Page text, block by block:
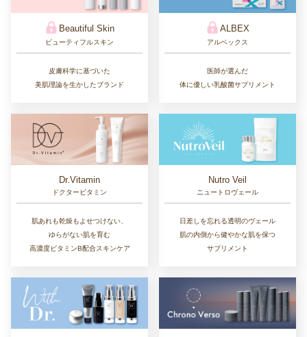
Beautiful Skin
ビューティフルスキン
皮膚科学に基づいた
美肌理論を生かしたブランド
ALBEX
アルベックス
医師が選んだ
体に優しい乳酸菌サプリメント
Dr.Vitamin
ドクタービタミン
肌あれも乾燥もよせつけない、
ゆらがない肌を育む
高濃度ビタミンB配合スキンケア
Nutro Veil
ニュートロヴェール
日差しを忘れる透明のヴェール
肌の内側から健やかな肌を保つ
サプリメント